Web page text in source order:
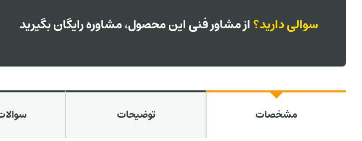
سوالی دارید؟از مشاور فنی این محصول، مشاوره رایگان بگیرید
مشخصات توضیحات